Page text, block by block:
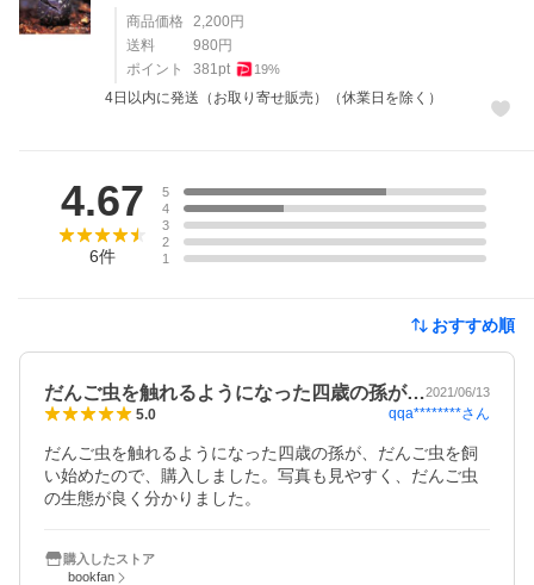
商品価格 2,200 円
送料
980 円
ポイント
381pt 19%
4日以内に発送（お取り寄せ販売）（休業日を除く）
4.67
6件
5
4
3
2
1
おすすめ順
だんご虫を触れるようになった四歳の孫が…2021/06/13
5.0 qqa********さん
だんご虫を触れるようになった四歳の孫が、だんご虫を飼
い始めたので、購入しました。写真も見やすく、だんご虫
の生態が良く分かりました。
購入したストア
bookfan